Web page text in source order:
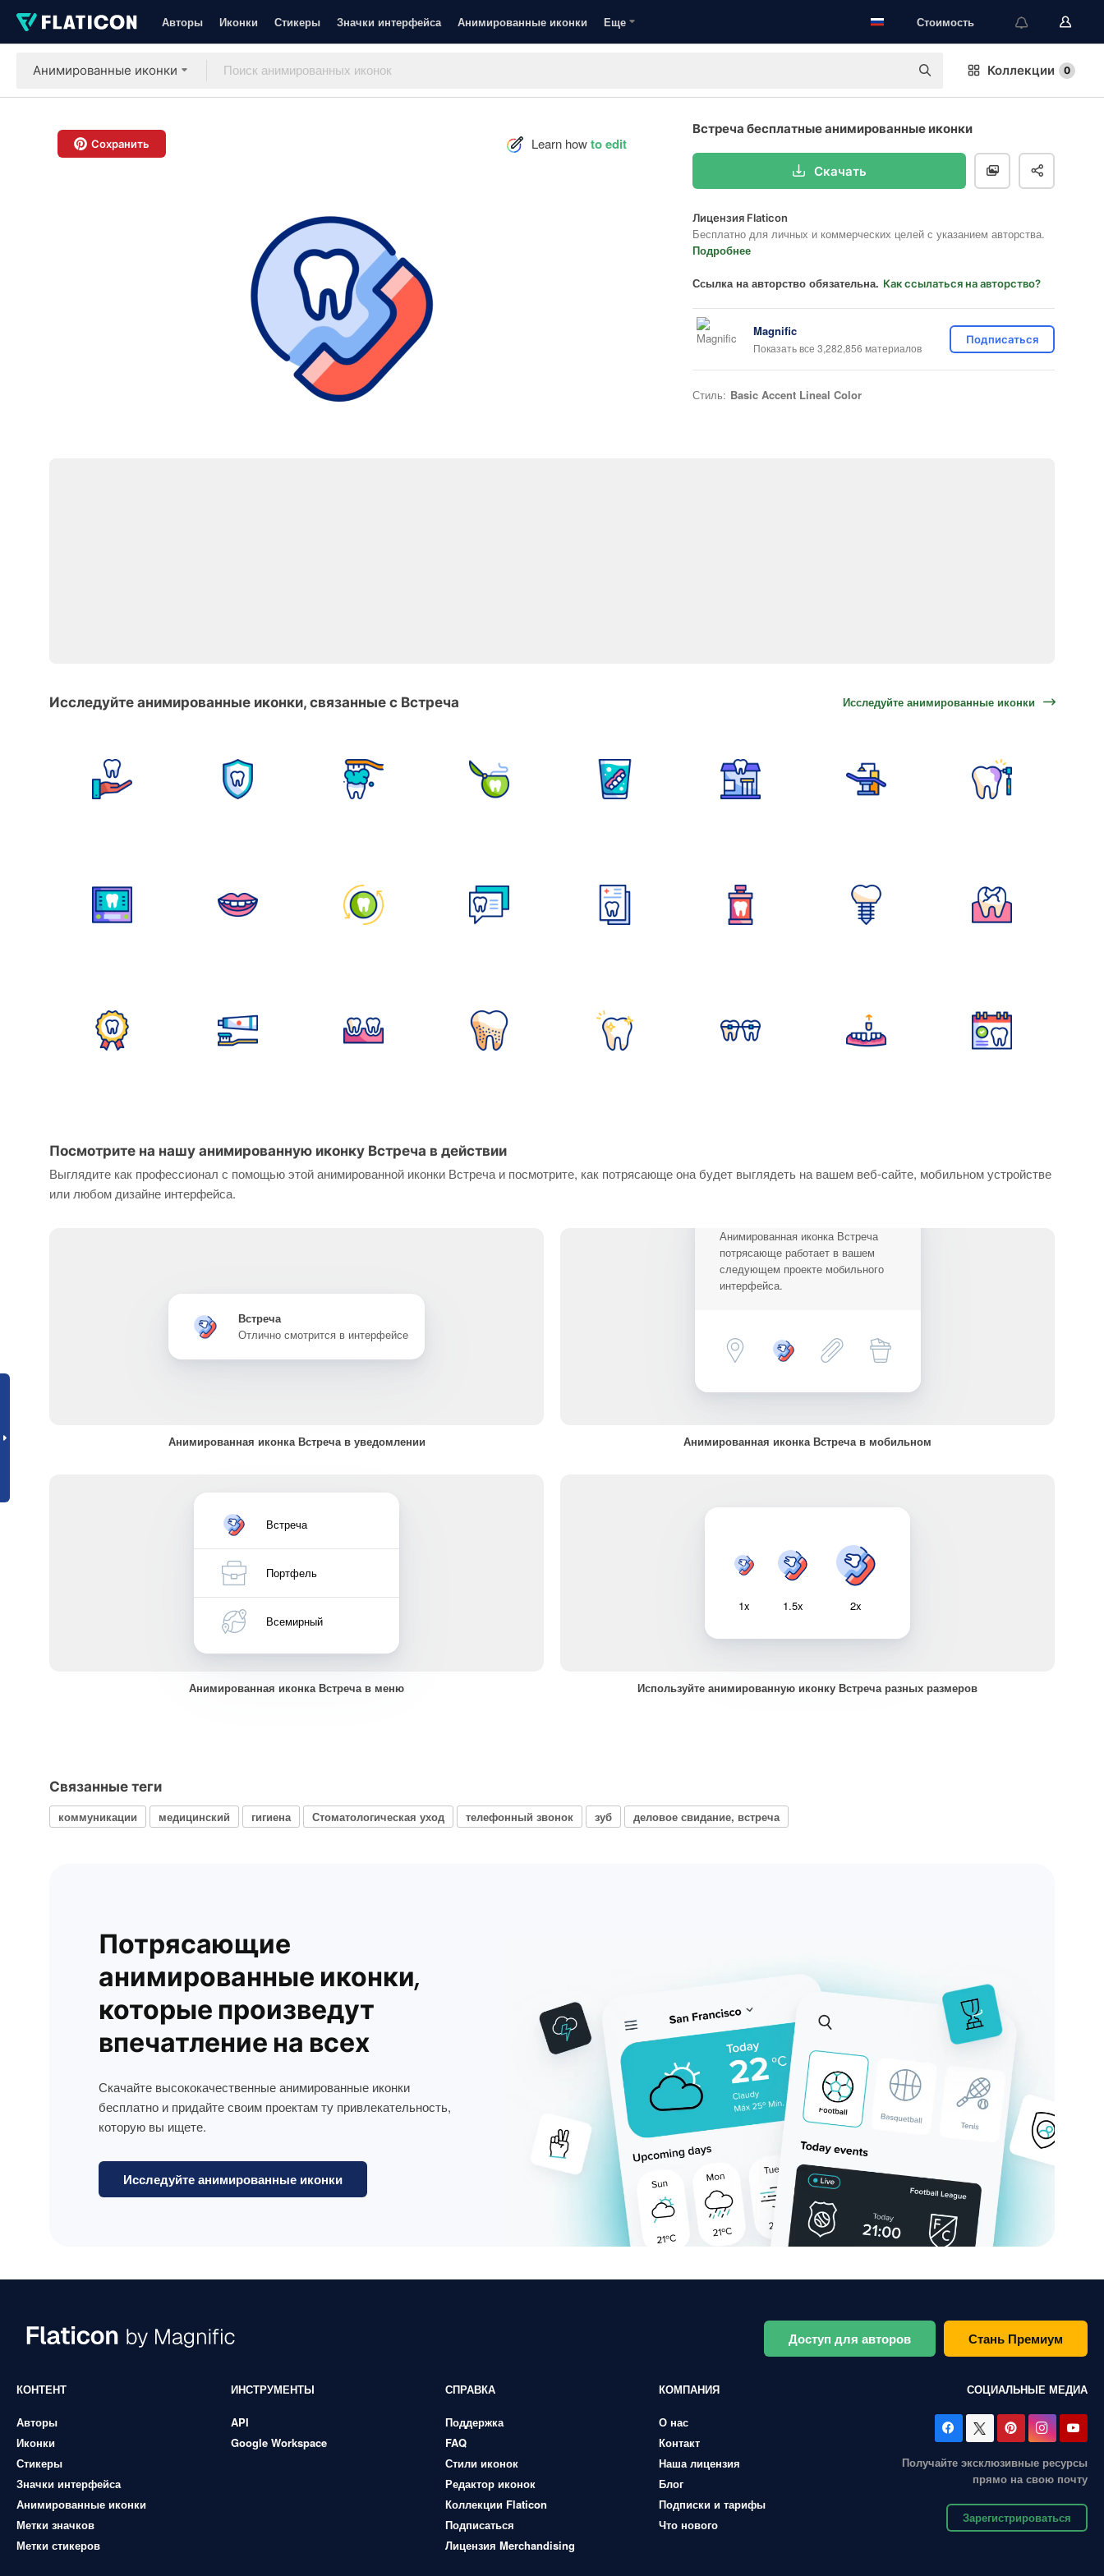
Авторы Иконки Стикеры Значки интерфейса Анимированные иконки Еще Стоимость
Анимированные иконки Коллекции 0
Сохранить Learn howto edit
Встреча бесплатные анимированные иконки
Скачать
Лицензия Flaticon
Бесплатно для личных и коммерческих целей с указанием авторства.
Подробнее
Ссылка на авторство обязательна. Как ссылаться на авторство?
Magnific
Показать все 3,282,856 материалов
Подписаться
Стиль: Basic Accent Lineal Color
Исследуйте анимированные иконки, связанные с Встреча Исследуйте анимированные иконки
Посмотрите на нашу анимированную иконку Встреча в действии
Выглядите как профессионал с помощью этой анимированной иконки Встреча и посмотрите, как потрясающе она будет выглядеть на вашем веб-сайте, мобильном устройстве
или любом дизайне интерфейса.
Встреча
Отлично смотрится в интерфейсе
Анимированная иконка Встреча в уведомлении
Анимированная иконка Встреча
потрясающе работает в вашем
следующем проекте мобильного
интерфейса.
Анимированная иконка Встреча в мобильном
Встреча
Портфель
Всемирный
Анимированная иконка Встреча в меню
1x 1.5x 2x
Используйте анимированную иконку Встреча разных размеров
Связанные теги
коммуникации медицинский гигиена Стоматологическая уход телефонный звонок зуб деловое свидание, встреча
Потрясающие
анимированные иконки,
которые произведут
впечатление на всех
Скачайте высококачественные анимированные иконки
бесплатно и придайте своим проектам ту привлекательность,
которую вы ищете.
Исследуйте анимированные иконки
Доступ для авторов Стань Премиум
КОНТЕНТ
Авторы
Иконки
Стикеры
Значки интерфейса
Анимированные иконки
Метки значков
Метки стикеров
ИНСТРУМЕНТЫ
API
Google Workspace
СПРАВКА
Поддержка
FAQ
Стили иконок
Редактор иконок
Коллекции Flaticon
Подписаться
Лицензия Merchandising
КОМПАНИЯ
О нас
Контакт
Наша лицензия
Блог
Подписки и тарифы
Что нового
СОЦИАЛЬНЫЕ МЕДИА
Получайте эксклюзивные ресурсы
прямо на свою почту
Зарегистрироваться